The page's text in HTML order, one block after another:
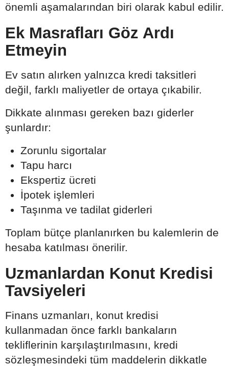
önemli aşamalarından biri olarak kabul edilir.
Ek Masrafları Göz Ardı
Etmeyin
Ev satın alırken yalnızca kredi taksitleri
değil, farklı maliyetler de ortaya çıkabilir.
Dikkate alınması gereken bazı giderler
şunlardır:
Zorunlu sigortalar
Tapu harcı
Ekspertiz ücreti
İpotek işlemleri
Taşınma ve tadilat giderleri
Toplam bütçe planlanırken bu kalemlerin de
hesaba katılması önerilir.
Uzmanlardan Konut Kredisi
Tavsiyeleri
Finans uzmanları, konut kredisi
kullanmadan önce farklı bankaların
tekliflerinin karşılaştırılmasını, kredi
sözleşmesindeki tüm maddelerin dikkatle